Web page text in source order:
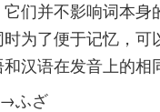
们并不影响词本身
为了便于记忆，可
汉语在发音上的相
ふざ